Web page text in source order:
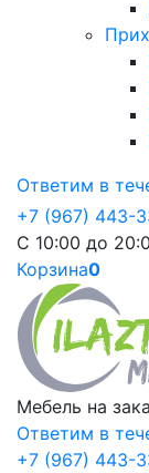
Ответим в
+7 (967) 443-
С 10:00 до
Корзина0
Мебель на
Ответим в
+7 (967) 443-